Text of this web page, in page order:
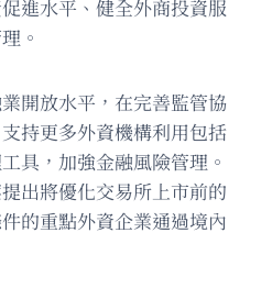
進水平、健全外商投資服
。
開放水平，在完善監管協
持更多外資機構利用包括
具，加強金融風險管理。
出將優化交易所上市前的
的重點外資企業通過境內